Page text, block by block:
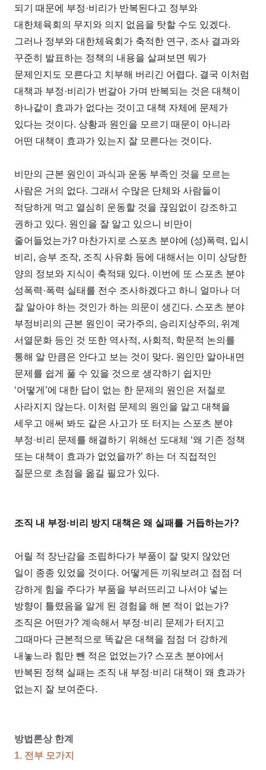
되기 때문에 부정·비리가 반복된다고 정부와
대한체육회의 무지와 의지 없음을 탓할 수도 있겠다.
그러나 정부와 대한체육회가 축적한 연구, 조사 결과와
꾸준히 발표하는 정책의 내용을 살펴보면 뭐가
문제인지도 모른다고 치부해 버리긴 어렵다. 결국 이처럼
대책과 부정·비리가 번갈아 가며 반복되는 것은 대책이
하나같이 효과가 없다는 것이고 대책 자체에 문제가
있다는 것이다. 상황과 원인을 모르기 때문이 아니라
어떤 대책이 효과가 있는지 잘 모른다는 것이다.
비만의 근본 원인이 과식과 운동 부족인 것을 모르는
사람은 거의 없다. 그래서 수많은 단체와 사람들이
적당하게 먹고 열심히 운동할 것을 끊임없이 강조하고
권하고 있다. 원인을 잘 알고 있으니 비만이
줄어들었는가? 마찬가지로 스포츠 분야에 (성)폭력, 입시
비리, 승부 조작, 조직 사유화 등에 대해서는 이미 상당한
양의 정보와 지식이 축적돼 있다. 이번에 또 스포츠 분야
성폭력·폭력 실태를 전수 조사하겠다고 하니 얼마나 더
잘 알아야 하는 것인가 하는 의문이 생긴다. 스포츠 분야
부정비리의 근본 원인이 국가주의, 승리지상주의, 위계
서열문화 등인 것 또한 역사적, 사회적, 학문적 논의를
통해 알 만큼은 안다고 보는 것이 맞다. 원인만 알아내면
문제를 쉽게 풀 수 있을 것으로 생각하기 쉽지만
‘어떻게’에 대한 답이 없는 한 문제의 원인은 저절로
사라지지 않는다. 이처럼 문제의 원인을 알고 대책을
세우고 애써 봐도 같은 사고가 또 터지는 스포츠 분야
부정·비리 문제를 해결하기 위해선 도대체 ‘왜 기존 정책
또는 대책이 효과가 없었을까?’ 하는 더 직접적인
질문으로 초점을 옮길 필요가 있다.
조직 내 부정·비리 방지 대책은 왜 실패를 거듭하는가?
어릴 적 장난감을 조립하다가 부품이 잘 맞지 않았던
일이 종종 있었을 것이다. 어떻게든 끼워보려고 점점 더
강하게 힘을 주다가 부품을 부러뜨리고 나서야 넣는
방향이 틀렸음을 알게 된 경험을 해 본 적이 없는가?
조직은 어떤가? 계속해서 부정·비리 문제가 터지고
그때마다 근본적으로 똑같은 대책을 점점 더 강하게
내놓느라 힘만 뺀 적은 없었는가? 스포츠 분야에서
반복된 정책 실패는 조직 내 부정·비리 대책이 왜 효과가
없는지 잘 보여준다.
방법론상 한계
1. 전부 모가지